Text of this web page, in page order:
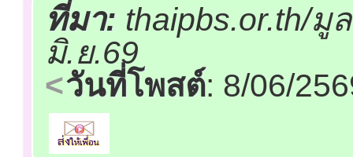
ที่มา: thaipbs.or.th/
มิ.ย.69
วันที่โพสต์: 8/06/